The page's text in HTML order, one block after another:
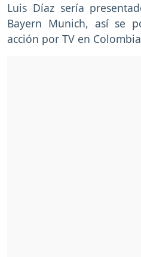
Luis Díaz sería
Bayern Munich, así se
acción por TV en